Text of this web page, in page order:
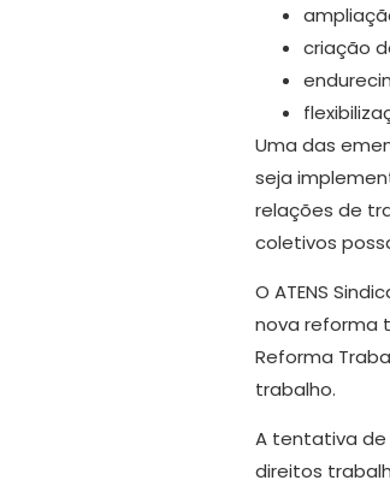
criação
Uma das
seja
relações de
coletivos
O ATENS
nova reforma
Reforma
trabalho.
A tentativa de
direitos